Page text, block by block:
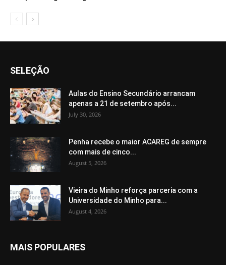
SELEÇÃO
Aulas do Ensino Secundário arrancam
apenas a 21 de setembro após...
July 30, 2026
Penha recebe o maior ACAREG de sempre
com mais de cinco...
August 5, 2026
Vieira do Minho reforça parceria com a
Universidade do Minho para...
August 4, 2026
MAIS POPULARES